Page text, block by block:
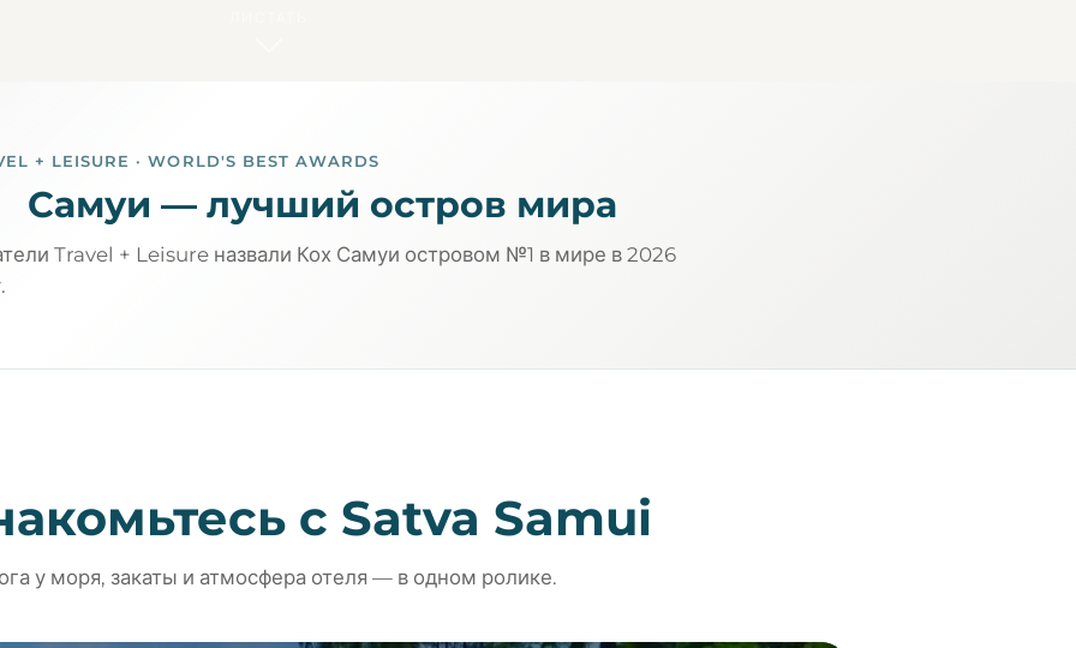
+ LEISURE · WORLD'S BEST AWARDS
Самуи — лучший остров мира
Travel + Leisure назвали Кох Самуи островом №1 в мире в 2026
с Satva Samui
у моря, закаты и атмосфера отеля — в одном ролике.